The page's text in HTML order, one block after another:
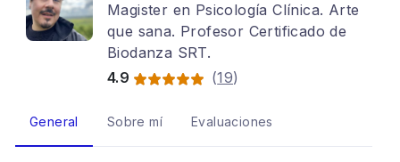
Magister en Psicología Clínica. Arte
que sana. Profesor Certificado de
Biodanza SRT.
4.9
(19)
General Sobre mí Evaluaciones